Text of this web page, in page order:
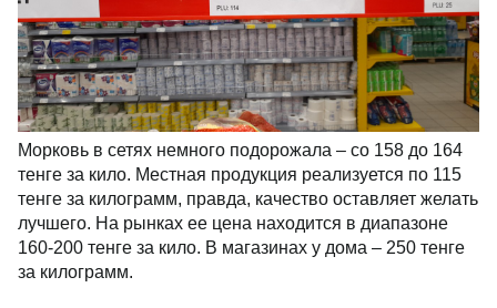
Морковь в сетях немного подорожала – со 158 до 164
тенге за кило. Местная продукция реализуется по 115
тенге за килограмм, правда, качество оставляет желать
лучшего. На рынках ее цена находится в диапазоне
160-200 тенге за кило. В магазинах у дома – 250 тенге
за килограмм.